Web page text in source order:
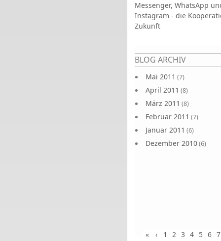
Messenger, WhatsApp
Instagram - die
Zukunft
BLOG ARCHIV
Mai 2011 (7)
April 2011 (8)
März 2011 (8)
Februar 2011 (7)
Januar 2011 (6)
Dezember 2010(6)
Seiten
« ‹ 1 2 3 4 5 6 7